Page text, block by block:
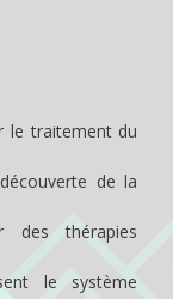
le traitement du
de la
des thérapies
le système